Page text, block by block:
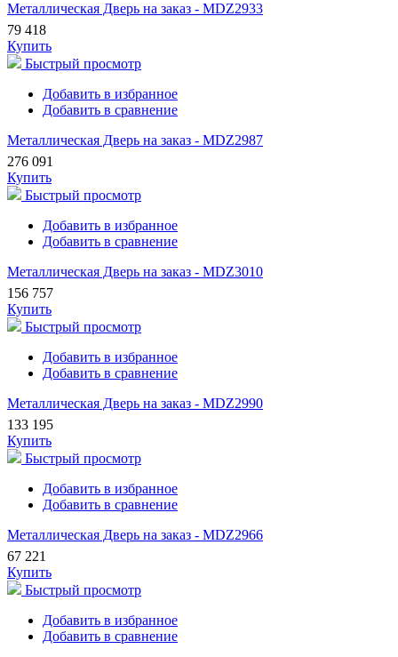
Металлическая Дверь на заказ - MDZ2933
79 418
Купить
Быстрый просмотр
Добавить в избранное
Добавить в сравнение
Металлическая Дверь на заказ - MDZ2987
276 091
Купить
Быстрый просмотр
Добавить в избранное
Добавить в сравнение
Металлическая Дверь на заказ - MDZ3010
156 757
Купить
Быстрый просмотр
Добавить в избранное
Добавить в сравнение
Металлическая Дверь на заказ - MDZ2990
133 195
Купить
Быстрый просмотр
Добавить в избранное
Добавить в сравнение
Металлическая Дверь на заказ - MDZ2966
67 221
Купить
Быстрый просмотр
Добавить в избранное
Добавить в сравнение